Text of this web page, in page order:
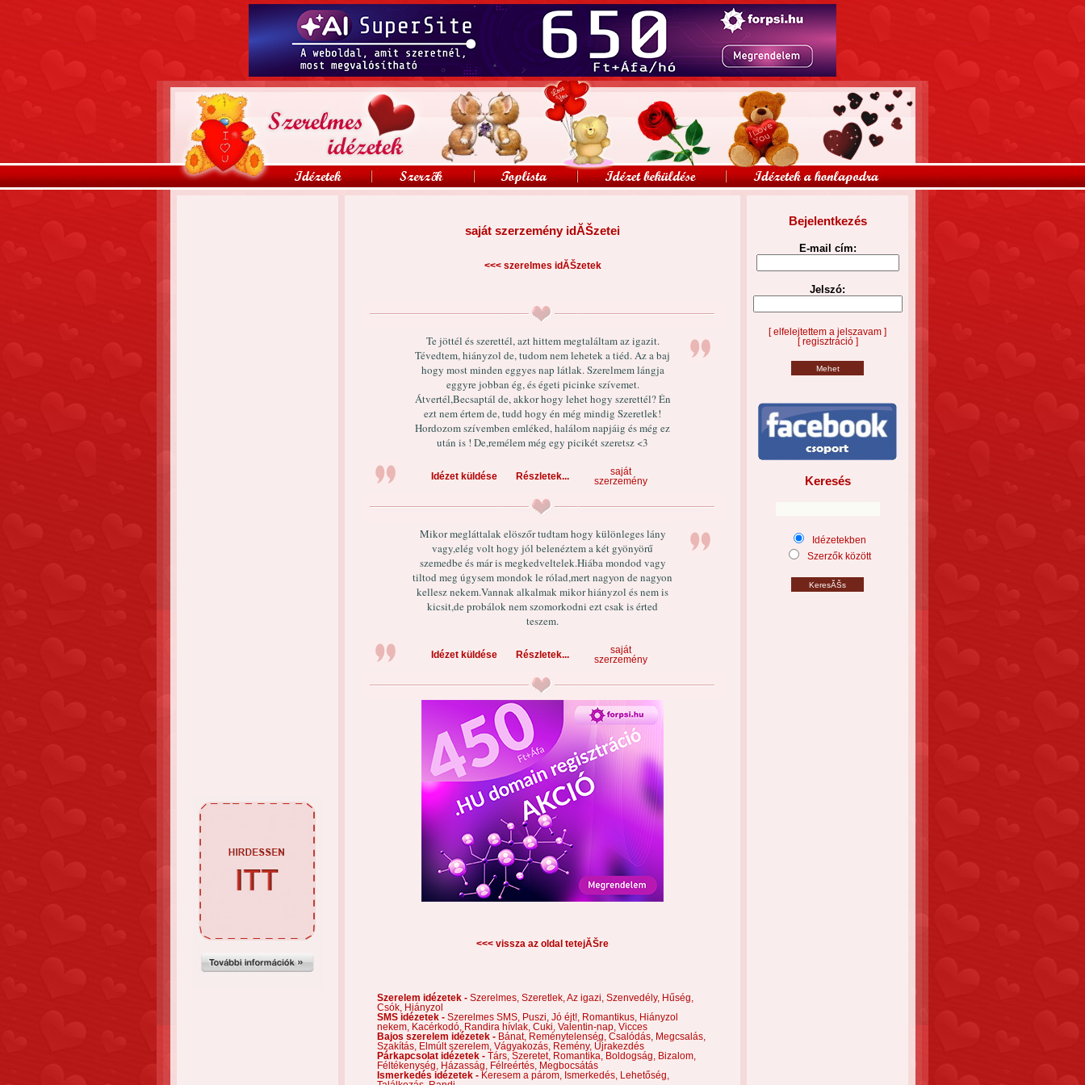
saját szerzemény idĂŠzetei
<<< szerelmes idĂŠzetek
Te jöttél és szerettél, azt hittem megtaláltam az igazit.
Tévedtem, hiányzol de, tudom nem lehetek a tiéd. Az a baj
hogy most minden eggyes nap látlak. Szerelmem lángja
eggyre jobban ég, és égeti picinke szívemet.
Átvertél,Becsaptál de, akkor hogy lehet hogy szerettél? Én
ezt nem értem de, tudd hogy én még mindig Szeretlek!
Hordozom szívemben emléked, halálom napjáig és még ez
után is ! De,remélem még egy picikét szeretsz <3
Idézet küldése Részletek...
saját
szerzemény
Mikor megláttalak elöszőr tudtam hogy különleges lány
vagy,elég volt hogy jól belenéztem a két gyönyörű
szemedbe és már is megkedveltelek.Hiába mondod vagy
tiltod meg úgysem mondok le rólad,mert nagyon de nagyon
kellesz nekem.Vannak alkalmak mikor hiányzol és nem is
kicsit,de probálok nem szomorkodni ezt csak is érted
teszem.
Idézet küldése Részletek...
saját
szerzemény
<<< vissza az oldal tetejĂŠre
Szerelem idézetek - Szerelmes, Szeretlek, Az igazi, Szenvedély, Hűség,
Csók,
Hiányzol
SMS idézetek - Szerelmes SMS, Puszi, Jó éjt!, Romantikus,
Hiányzol
nekem,
Kacérkodó, Randira hívlak, Cuki, Valentin-nap, Vicces
Bajos szerelem idézetek - Bánat, Reménytelenség, Csalódás,
Megcsalás,
Szakítás,
Elmúlt szerelem, Vágyakozás, Remény, Újrakezdés
Párkapcsolat idézetek - Társ, Szeretet, Romantika, Boldogság,
Bizalom,
Féltékenység,
Házasság, Félreértés,
Megbocsátás
Ismerkedés idézetek - Keresem a párom, Ismerkedés,
Lehetőség,
Bejelentkezés
E-mail cím:
Jelszó:
[ elfelejtettem a jelszavam ]
[ regisztráció ]
Keresés
Idézetekben
Szerzők között